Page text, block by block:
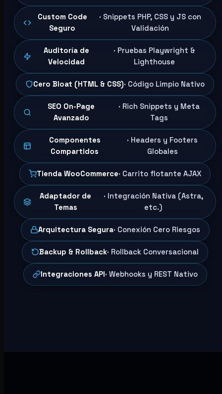
Custom Code
Seguro
· Snippets PHP, CSS y JS con
Validación
Auditoría de
Velocidad
· Pruebas Playwright &
Lighthouse
Cero Bloat (HTML & CSS)· Código Limpio Nativo
SEO On-Page
Avanzado
· Rich Snippets y Meta
Tags
Componentes
Compartidos
· Headers y Footers
Globales
Tienda WooCommerce· Carrito flotante AJAX
Adaptador de
Temas
· Integración Nativa (Astra,
etc.)
Arquitectura Segura· Conexión Cero Riesgos
Backup & Rollback· Rollback Conversacional
Integraciones API· Webhooks y REST Nativo